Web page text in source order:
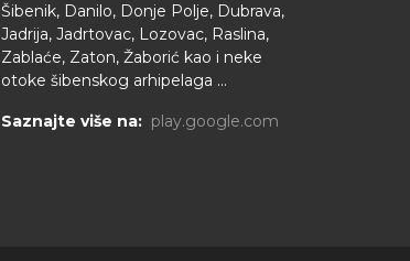
Šibenik, Danilo, Donje Polje, Dubrava,
Jadrija, Jadrtovac, Lozovac, Raslina,
Zablaće, Zaton, Žaborić kao i neke
otoke šibenskog arhipelaga ...
Saznajte više na: play.google.com